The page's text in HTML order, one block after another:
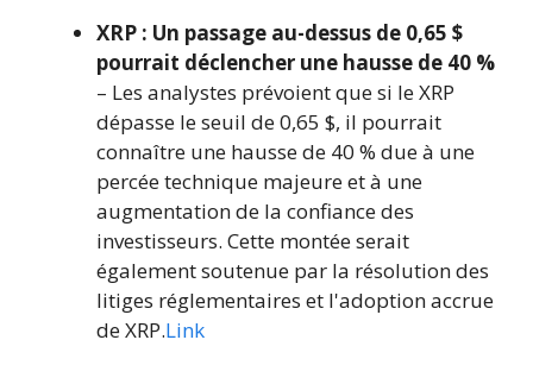
XRP : Un passage au-dessus de 0,65 $
pourrait déclencher une hausse de 40 %
– Les analystes prévoient que si le XRP
dépasse le seuil de 0,65 $, il pourrait
connaître une hausse de 40 % due à une
percée technique majeure et à une
augmentation de la confiance des
investisseurs. Cette montée serait
également soutenue par la résolution des
litiges réglementaires et l'adoption accrue
de XRP.Link